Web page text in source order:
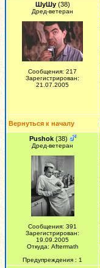
ШуШу(38)
Дред-ветеран
Сообщения: 217
Зарегистрирован:
21.07.2005
Вернуться к началу
Pushok(38)
Дред-ветеран
Сообщения: 391
Зарегистрирован:
19.09.2005
Откуда: Aftermath
Предупреждения : 1